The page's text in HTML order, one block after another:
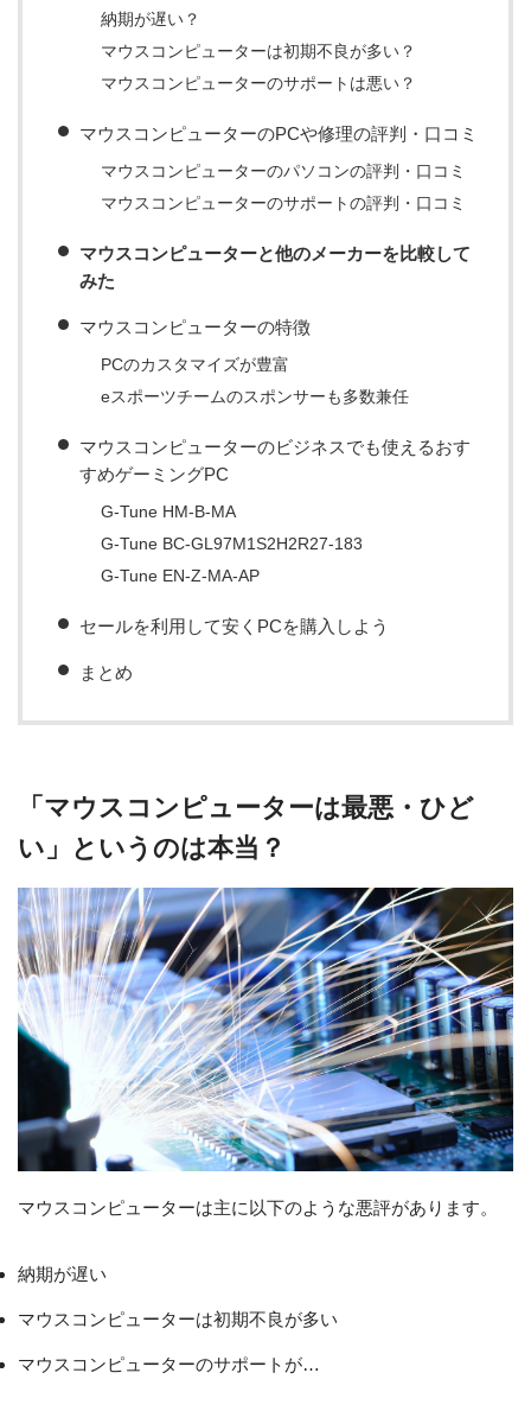
納期が遅い？
マウスコンピューターは初期不良が多い？
マウスコンピューターのサポートは悪い？
マウスコンピューターのPCや修理の評判・口コミ
マウスコンピューターのパソコンの評判・口コミ
マウスコンピューターのサポートの評判・口コミ
マウスコンピューターと他のメーカーを比較して
みた
マウスコンピューターの特徴
PCのカスタマイズが豊富
eスポーツチームのスポンサーも多数兼任
マウスコンピューターのビジネスでも使えるおす
すめゲーミングPC
G-Tune HM-B-MA
G-Tune BC-GL97M1S2H2R27-183
G-Tune EN-Z-MA-AP
セールを利用して安くPCを購入しよう
まとめ
「マウスコンピューターは最悪・ひど
い」というのは本当？
マウスコンピューターは主に以下のような悪評があります。
納期が遅い
マウスコンピューターは初期不良が多い
マウスコンピューターのサポートが…